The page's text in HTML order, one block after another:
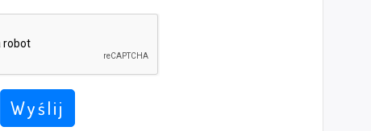
Wyślij